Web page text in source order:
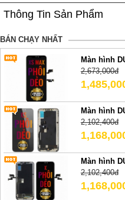
Thông Tin Sản Phẩm
BÁN CHẠY NHẤT
Màn hình
2,673,000đ
Màn hình
2,102,400đ
Màn hình
2,102,400đ